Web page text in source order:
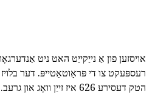
אויסזען פון אַ נייַקייַט האט ניט
רעספּעקט צו די פּראָוטאַטייפּ. דער
הטק דעסירע 626 איז זייַן